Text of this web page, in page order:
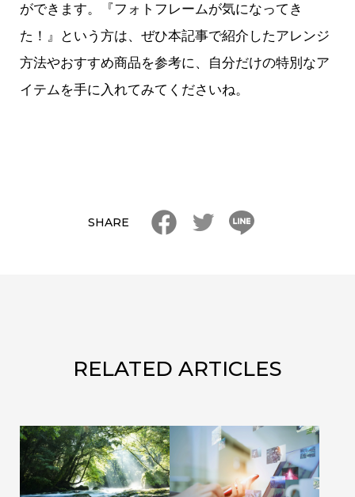
ができます。『フォトフレームが気になってき
た！』という方は、ぜひ本記事で紹介したアレンジ
方法やおすすめ商品を参考に、自分だけの特別なア
イテムを手に入れてみてくださいね。
SHARE
RELATED ARTICLES